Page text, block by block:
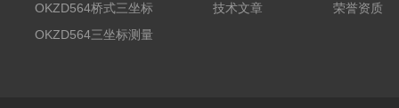
宝测试系统
OKZD564桥式三坐标
测量仪
OKZD564三坐标测量
技术文章
荣誉资质